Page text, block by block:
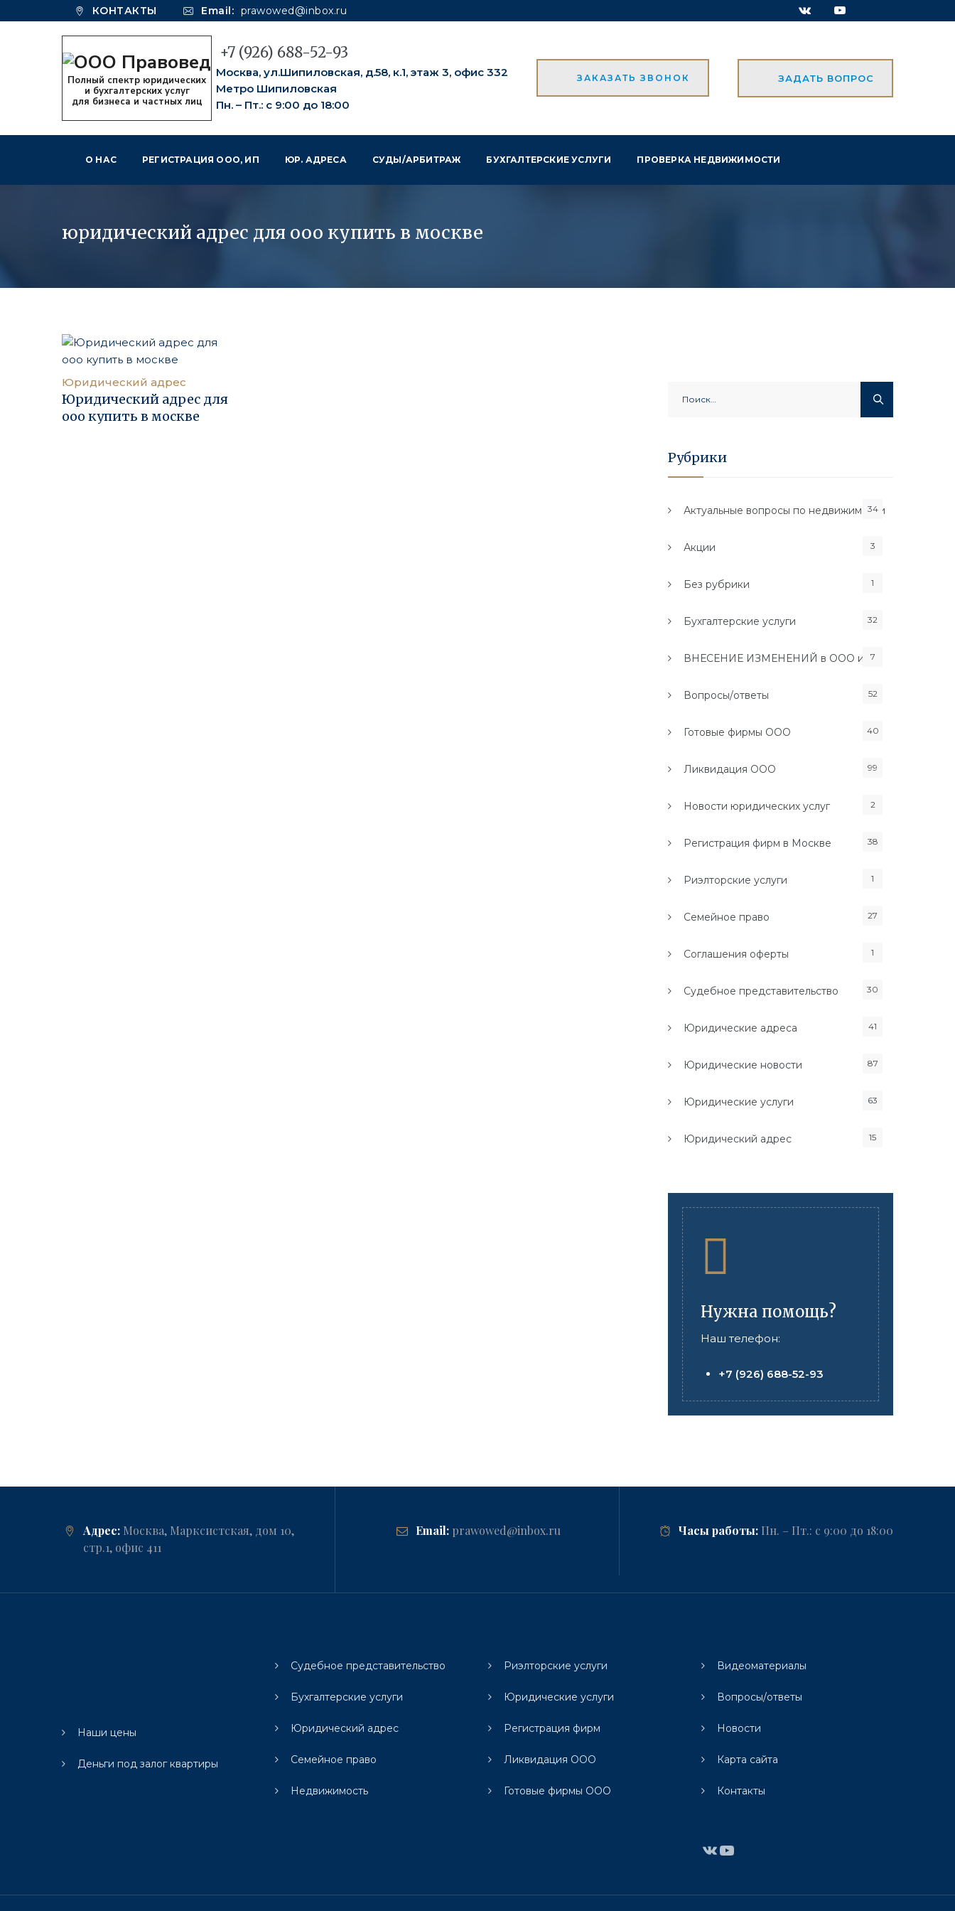
КОНТАКТЫ Email: prawowed@inbox.ru
+7 (926) 688-52-93
Москва, ул.Шипиловская, д.58, к.1, этаж 3, офис 332
Метро Шипиловская
Пн. – Пт.: с 9:00 до 18:00
ЗАКАЗАТЬ ЗВОНОК ЗАДАТЬ ВОПРОС
О НАС РЕГИСТРАЦИЯ ООО, ИП ЮР. АДРЕСА СУДЫ/АРБИТРАЖ БУХГАЛТЕРСКИЕ УСЛУГИ ПРОВЕРКА НЕДВИЖИМОСТИ
юридический адрес для ооо купить в москве
Юридический адрес
Юридический адрес для
ооо купить в москве
Рубрики
Актуальные вопросы по недвижимости
34
Акции 3
Без рубрики 1
Бухгалтерские услуги 32
ВНЕСЕНИЕ ИЗМЕНЕНИЙ в ООО и ИП
7
Вопросы/ответы 52
Готовые фирмы ООО 40
Ликвидация ООО 99
Новости юридических услуг 2
Регистрация фирм в Москве 38
Риэлторские услуги 1
Семейное право 27
Соглашения оферты 1
Судебное представительство 30
Юридические адреса 41
Юридические новости 87
Юридические услуги 63
Юридический адрес 15
Нужна помощь?
Наш телефон:
+7 (926) 688-52-93
Адрес: Москва, Марксистская, дом 10,
стр.1, офис 411
Email:prawowed@inbox.ru Часы работы: Пн. – Пт.: с 9:00 до 18:00
Наши цены
Деньги под залог квартиры
Судебное представительство
Бухгалтерские услуги
Юридический адрес
Семейное право
Недвижимость
Риэлторские услуги
Юридические услуги
Регистрация фирм
Ликвидация ООО
Готовые фирмы ООО
Видеоматериалы
Вопросы/ответы
Новости
Карта сайта
Контакты
ВКонтакте
YouTube